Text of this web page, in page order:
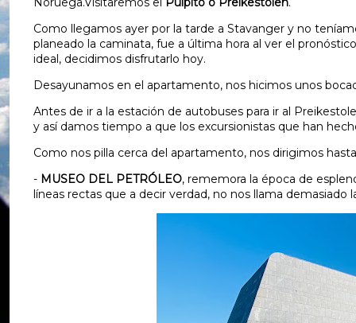
Como llegamos ayer por la tarde a Stavanger y no
planeado la caminata, fue a última hora al ver el
ideal, decidimos disfrutarlo hoy.
Desayunamos en el apartamento, nos hicimos unos
Antes de ir a la estación de autobuses para ir al
y así damos tiempo a que los excursionistas que han
Como nos pilla cerca del apartamento, nos dirigimos
- MUSEO DEL PETRÓLEO, rememora la época de
líneas rectas que a decir verdad, no nos llama demasiado